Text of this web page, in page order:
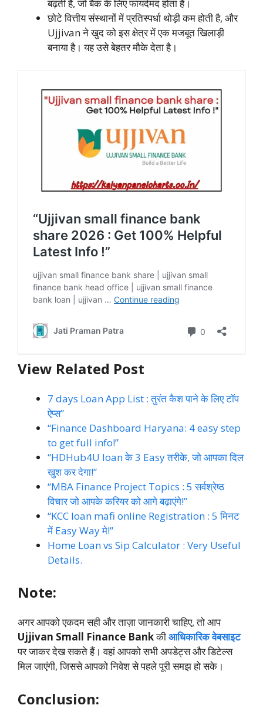
बढ़ती है, जो बैंक के लिए फायदेमंद होता है।
छोटे वित्तीय संस्थानों में प्रतिस्पर्धा थोड़ी कम होती है, और
Ujjivan ने खुद को इस क्षेत्र में एक मजबूत खिलाड़ी
बनाया है। यह उसे बेहतर मौके देता है।
View Related Post
7 days Loan App List : तुरंत कैश पाने के लिए टॉप
ऐप्स”
“Finance Dashboard Haryana: 4 easy step
to get full info!”
“HDHub4U loan के 3 Easy तरीके, जो आपका दिल
खुश कर देगा!”
“MBA Finance Project Topics : 5 सर्वश्रेष्ठ
विचार जो आपके करियर को आगे बढ़ाएंगे!”
“KCC loan mafi online Registration : 5 मिनट
में Easy Way मे!”
Home Loan vs Sip Calculator : Very Useful
Details.
Note:
अगर आपको एकदम सही और ताज़ा जानकारी चाहिए, तो आप
Ujjivan Small Finance Bankकीआधिकारिक वेबसाइट
पर जाकर देख सकते हैं। वहां आपको सभी अपडेट्स और डिटेल्स
मिल जाएंगी, जिससे आपको निवेश से पहले पूरी समझ हो सके।
Conclusion: